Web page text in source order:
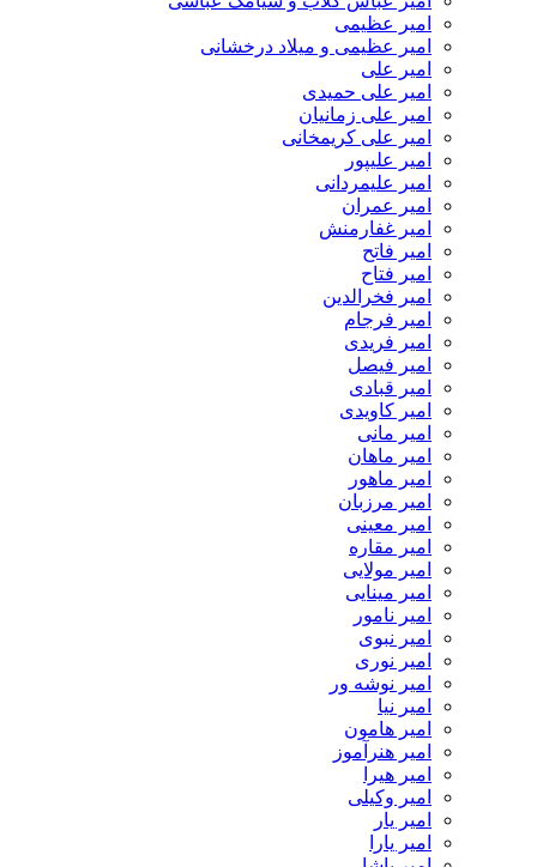
امیر عظیمی
امیر عظیمی و میلاد درخشانی
امیر علی
امیر علی حمیدی
امیر علی زمانیان
امیر علی کریمخانی
امیر علیپور
امیر علیمردانی
امیر عمران
امیر غفارمنش
امیر فاتح
امیر فتاح
امیر فخرالدین
امیر فرجام
امیر فریدی
امیر فیصل
امیر قبادی
امیر کاویدی
امیر مانی
امیر ماهان
امیر ماهور
امیر مرزبان
امیر معینی
امیر مقاره
امیر مولایی
امیر مینایی
امیر نامور
امیر نبوی
امیر نوری
امیر نوشه ور
امیر نیا
امیر هامون
امیر هنرآموز
امیر هیرا
امیر وکیلی
امیر یار
امیر یارا